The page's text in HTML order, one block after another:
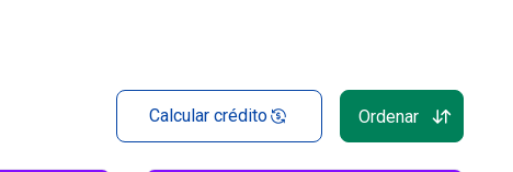
Calcular crédito Ordenar